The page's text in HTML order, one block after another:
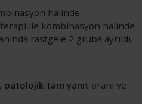
halinde
ile kombinasyon halinde
rastgele 2 gruba ayrıldı.
patolojik tam yanıt oranı ve